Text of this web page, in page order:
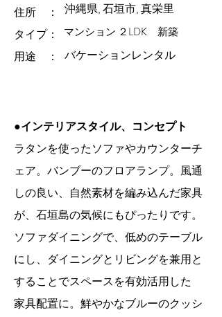
住所 ：
​タイプ：
用途 ：
沖縄県, 石垣市, 真栄里
マンション ２LDK 新築
バケーションレンタル
●インテリアスタイル、コンセプト
ラタンを使ったソファやカウンターチ
ェア。バンブーのフロアランプ。風通
しの良い、自然素材を編み込んだ家具
が、石垣島の気候にもぴったりです。
ソファダイニングで、低めのテーブル
にし、ダイニングとリビングを兼用と
することでスペースを有効活用した
家具配置に。鮮やかなブルーのクッシ